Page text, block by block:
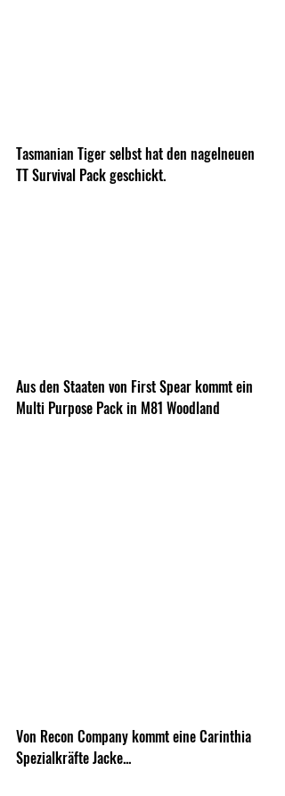
Tasmanian Tiger selbst hat den nagelneuen
TT Survival Pack geschickt.
Aus den Staaten von First Spear kommt ein
Multi Purpose Pack in M81 Woodland
Von Recon Company kommt eine Carinthia
Spezialkräfte Jacke...